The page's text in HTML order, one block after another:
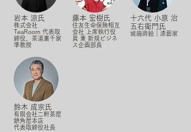
岩本 涼氏
株式会社
TeaRoom 代表取
締役、茶道裏千家
準教授
鈴木 成宗氏
有限会社二軒茶屋
餅角屋本店
代表取締役社長
藤本 宏樹氏
住友生命保険相互
会社 上席執行役
員 兼 新規ビジネ
ス企画部長
十六代 小原 治
五右衛門氏
城端蒔絵｜漆藝家